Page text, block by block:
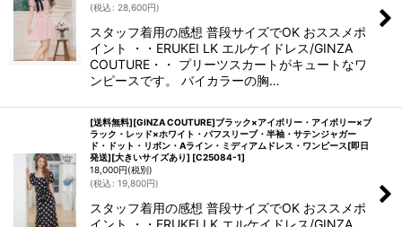
(税込 : 28,600円)
スタッフ着用の感想 普段サイズでOK おススメポ
イント ・・ERUKEI LK エルケイドレス/GINZA
COUTURE・・ プリーツスカートがキュートなワ
ンピースです。 バイカラーの胸…
[送料無料][GINZA COUTURE]ブラック×アイボリー・アイボリー×ブ
ラック・レッド×ホワイト・パフスリーブ・半袖・サテンジャガー
ド・ドット・リボン・Aライン・ミディアムドレス・ワンピース[即日
発送][大きいサイズあり] [C25084-1]
18,000円(税別)
(税込 : 19,800円)
スタッフ着用の感想 普段サイズでOK おススメポ
イント ・・ERUKEI LK エルケイドレス/GINZA